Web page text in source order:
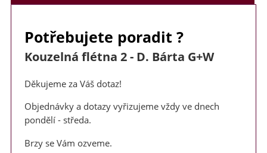
Potřebujete poradit ?
Kouzelná flétna 2 - D. Bárta G+W
Děkujeme za Váš dotaz!
Objednávky a dotazy vyřizujeme vždy ve dnech
pondělí - středa.
Brzy se Vám ozveme.